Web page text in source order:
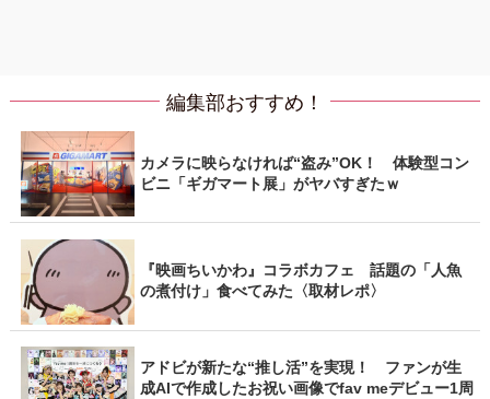
編集部おすすめ！
カメラに映らなければ“盗み”OK！ 体験型コン
ビニ「ギガマート展」がヤバすぎたｗ
『映画ちいかわ』コラボカフェ 話題の「人魚
の煮付け」食べてみた〈取材レポ〉
アドビが新たな“推し活”を実現！ ファンが生
成AIで作成したお祝い画像でfav meデビュー1周